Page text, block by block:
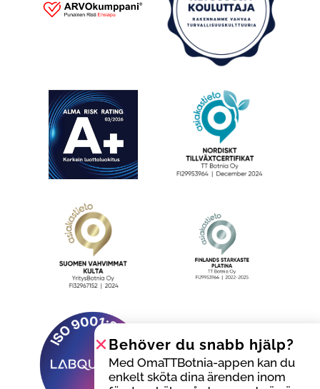
Behöver du snabb hjälp?
Med OmaTTBotnia-appen kan du
enkelt sköta dina ärenden inom